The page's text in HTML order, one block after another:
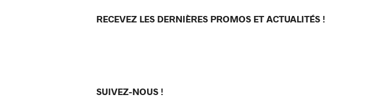
RECEVEZ LES DERNIÈRES PROMOS ET ACTUALITÉS !
SUIVEZ-NOUS !